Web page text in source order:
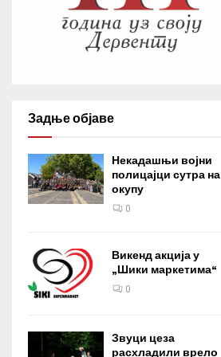
Задње објаве
Некадашњи војни
полицајци сутра на
окупу
0
Викенд акција у
„Шики маркетима“
0
Звуци цеза
расхладили врело